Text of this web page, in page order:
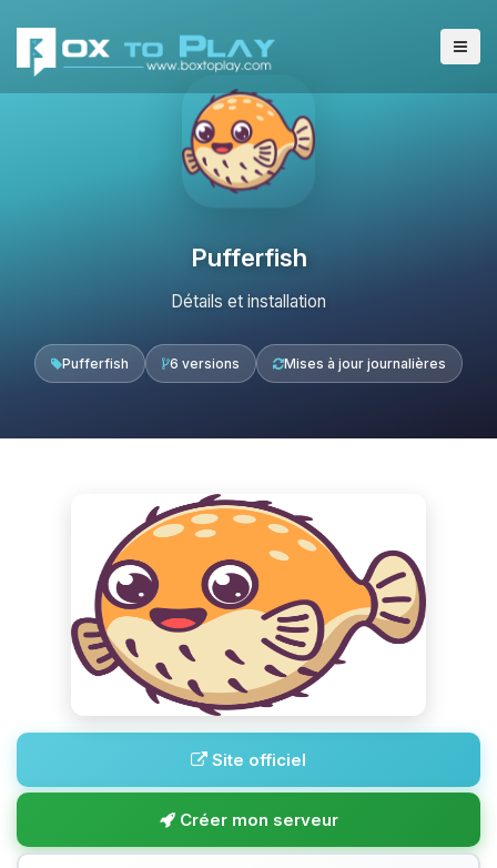
Pufferfish
Détails et installation
Pufferfish 6 versions Mises à jour journalières
Site officiel
Créer mon serveur